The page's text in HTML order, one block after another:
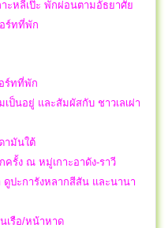
ะหลีเป๊ะ พักผ่อนตามอัธยาศัย
ร์ทที่พัก
ร์ทที่พัก
ป็นอยู่ และสัมผัสกับ ชาวเลเผ่า
ามันใต้
ครั้ง ณ หมู่เกาะอาดัง-ราวี
ดูปะการังหลากสีสัน และนานา
เรือ/หน้าหาด